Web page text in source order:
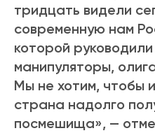
тридцать видели
современную нам
которой
манипуляторы,
Мы не хотим, чтобы
страна надолго
посмешища», —